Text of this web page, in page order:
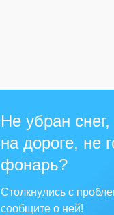
Не убран
на дороге, не
фонарь?
Столкнулись с
сообщите о ней!